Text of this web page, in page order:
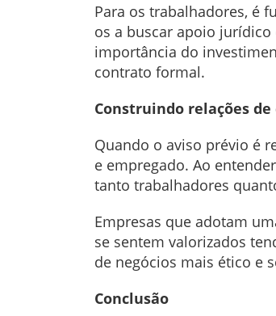
Para os trabalhadores, é
os a buscar apoio
importância do
contrato formal.
Construindo relações de
Quando o aviso prévio é
e empregado. Ao
tanto trabalhadores
Empresas que adotam
se sentem valorizados
de negócios mais ético e
Conclusão